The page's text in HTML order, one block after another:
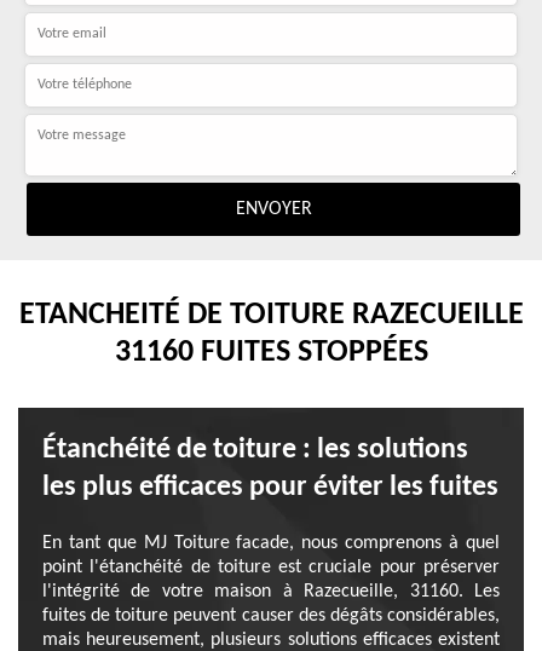
ETANCHEITÉ DE TOITURE RAZECUEILLE
31160 FUITES STOPPÉES
Étanchéité de toiture : les solutions
les plus efficaces pour éviter les fuites
En tant que MJ Toiture facade, nous comprenons à quel
point l'étanchéité de toiture est cruciale pour préserver
l'intégrité de votre maison à Razecueille, 31160. Les
fuites de toiture peuvent causer des dégâts considérables,
mais heureusement, plusieurs solutions efficaces existent